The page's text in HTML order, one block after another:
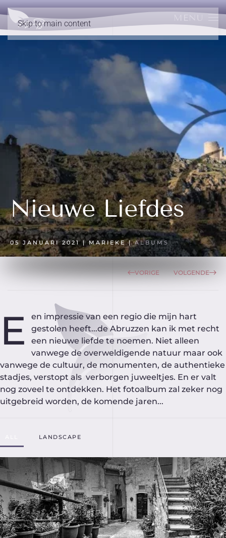
Skip to main content
Nieuwe Liefdes
05 JANUARI 2021| MARIEKE |ALBUMS
VORIGE VOLGENDE
E
en impressie van een regio die mijn hart
gestolen heeft...de Abruzzen kan ik met recht
een nieuwe liefde te noemen. Niet alleen
vanwege de overweldigende natuur maar ook
vanwege de cultuur, de monumenten, de authentieke
stadjes, verstopt als verborgen juweeltjes. En er valt
nog zoveel te ontdekken. Het fotoalbum zal zeker nog
uitgebreid worden, de komende jaren...
LANDSCAPE